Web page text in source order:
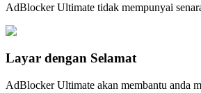
AdBlocker Ultimate tidak mempunyai
Layar dengan Selamat
AdBlocker Ultimate akan membantu anda